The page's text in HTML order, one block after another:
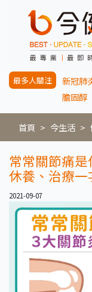
最多人關注 新冠肺
膽固醇
首頁 今生活
常常關節痛
休養、治療一
2021-09-07